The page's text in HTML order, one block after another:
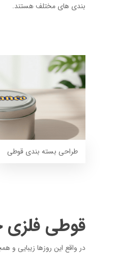
‌بندی‌ های مختلف هستند.
طراحی بسته بندی قوطی
قوطی فلزی
در واقع این روزها زیبایی و